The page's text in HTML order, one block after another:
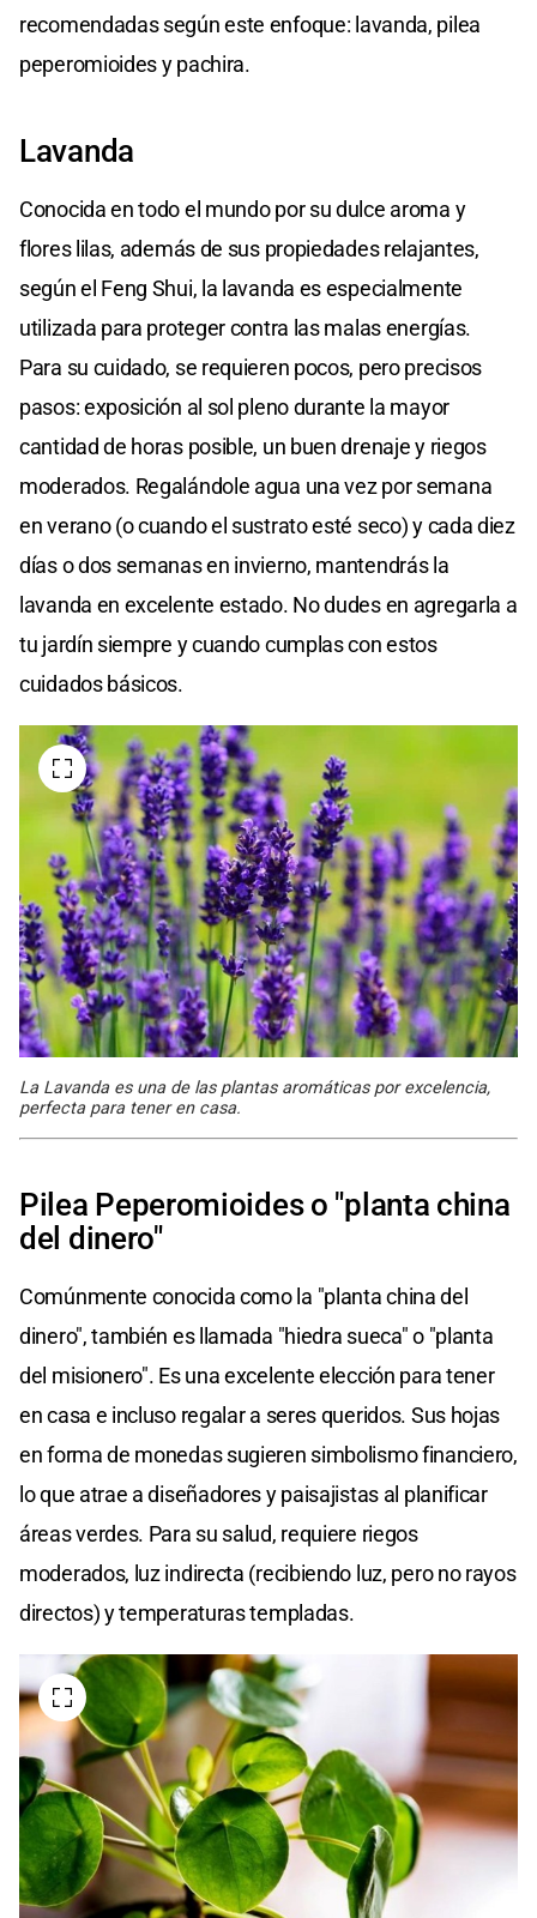
recomendadas según este enfoque: lavanda, pilea
peperomioides y pachira.
Lavanda
Conocida en todo el mundo por su dulce aroma y
flores lilas, además de sus propiedades relajantes,
según el Feng Shui, la lavanda es especialmente
utilizada para proteger contra las malas energías.
Para su cuidado, se requieren pocos, pero precisos
pasos: exposición al sol pleno durante la mayor
cantidad de horas posible, un buen drenaje y riegos
moderados. Regalándole agua una vez por semana
en verano (o cuando el sustrato esté seco) y cada diez
días o dos semanas en invierno, mantendrás la
lavanda en excelente estado. No dudes en agregarla a
tu jardín siempre y cuando cumplas con estos
cuidados básicos.
La Lavanda es una de las plantas aromáticas por excelencia,
perfecta para tener en casa.
Pilea Peperomioides o "planta china
del dinero"
Comúnmente conocida como la "planta china del
dinero", también es llamada "hiedra sueca" o "planta
del misionero". Es una excelente elección para tener
en casa e incluso regalar a seres queridos. Sus hojas
en forma de monedas sugieren simbolismo financiero,
lo que atrae a diseñadores y paisajistas al planificar
áreas verdes. Para su salud, requiere riegos
moderados, luz indirecta (recibiendo luz, pero no rayos
directos) y temperaturas templadas.